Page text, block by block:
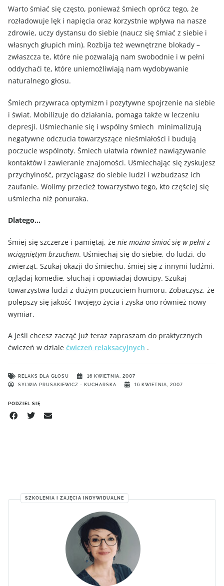
Warto śmiać się często, ponieważ śmiech oprócz tego, że
rozładowuje lęk i napięcia oraz korzystnie wpływa na nasze
zdrowie, uczy dystansu do siebie (naucz się śmiać z siebie i
własnych głupich min). Rozbija też wewnętrzne blokady –
zwłaszcza te, które nie pozwalają nam swobodnie i w pełni
oddychaći te, które uniemożliwiają nam wydobywanie
naturalnego głosu.
Śmiech przywraca optymizm i pozytywne spojrzenie na siebie
i świat. Mobilizuje do działania, pomaga także w leczeniu
depresji. Uśmiechanie się i wspólny śmiech minimalizują
negatywne odczucia towarzyszące nieśmiałości i budują
poczucie wspólnoty. Śmiech ułatwia również nawiązywanie
kontaktów i zawieranie znajomości. Uśmiechając się zyskujesz
przychylność, przyciągasz do siebie ludzi i wzbudzasz ich
zaufanie. Wolimy przecież towarzystwo tego, kto częściej się
uśmiecha niż ponuraka.
Dlatego…
Śmiej się szczerze i pamiętaj, że nie można śmiać się w pełni z
wciągniętym brzuchem. Uśmiechaj się do siebie, do ludzi, do
zwierząt. Szukaj okazji do śmiechu, śmiej się z innymi ludźmi,
oglądaj komedie, słuchaj i opowiadaj dowcipy. Szukaj
towarzystwa ludzi z dużym poczuciem humoru. Zobaczysz, że
polepszy się jakość Twojego życia i zyska ono również nowy
wymiar.
A jeśli chcesz zacząć już teraz zapraszam do praktycznych
ćwiczeń w dziale ćwiczeń relaksacyjnych .
RELAKS DLA GŁOSU
16 KWIETNIA, 2007
SYLWIA PRUSAKIEWICZ - KUCHARSKA
16 KWIETNIA, 2007
PODZIEL SIĘ
SZKOLENIA I ZAJĘCIA INDYWIDUALNE